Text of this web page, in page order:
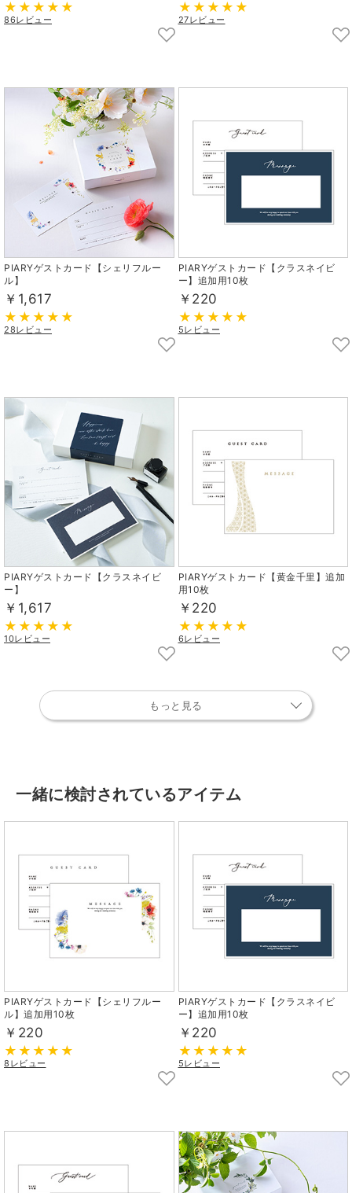
86レビュー 27レビュー
PIARYゲストカード【シェリフルー
ル】
￥1,617
28レビュー
PIARYゲストカード【クラスネイビ
ー】追加用10枚
￥220
5レビュー
PIARYゲストカード【クラスネイビ
ー】
￥1,617
10レビュー
PIARYゲストカード【黄金千里】追加
用10枚
￥220
6レビュー
もっと見る
一緒に検討されているアイテム
PIARYゲストカード【シェリフルー
ル】追加用10枚
￥220
8レビュー
PIARYゲストカード【クラスネイビ
ー】追加用10枚
￥220
5レビュー